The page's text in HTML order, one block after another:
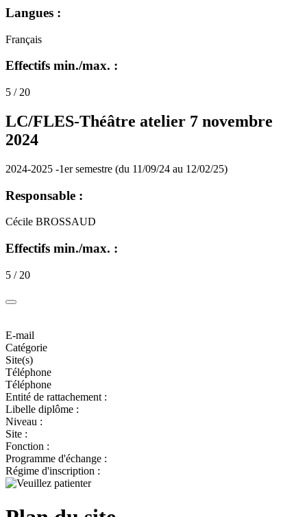
Langues :
Français
Effectifs min./max. :
5 / 20
LC/FLES-Théâtre atelier 7 novembre
2024
2024-2025 -1er semestre (du 11/09/24 au 12/02/25)
Responsable :
Cécile BROSSAUD
Effectifs min./max. :
5 / 20
E-mail
Catégorie
Site(s)
Téléphone
Téléphone
Entité de rattachement :
Libelle diplôme :
Niveau :
Site :
Fonction :
Programme d'échange :
Régime d'inscription :